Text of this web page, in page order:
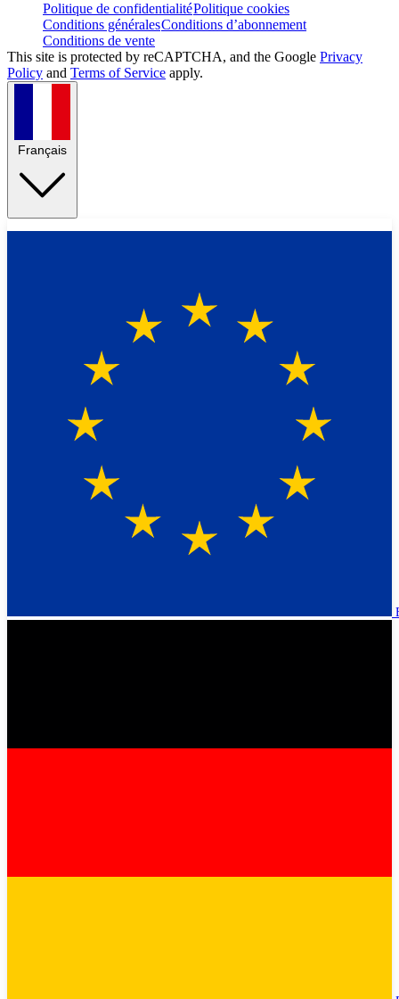
Politique de confidentialitéPolitique cookies
Conditions généralesConditions d’abonnement
Conditions de vente
This site is protected by reCAPTCHA, and the Google Privacy
Policy and Terms of Service apply.
Français